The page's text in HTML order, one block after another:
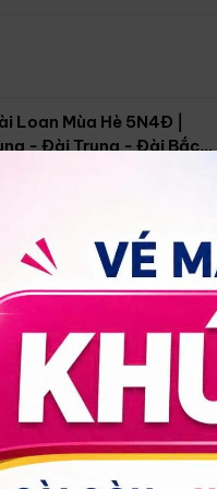
Loan Mùa Hè 5N4Đ |
- Đài Trung - Đài Bắc
18/09